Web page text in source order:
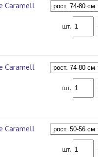
Caramell
шт.
Caramell
шт.
Caramell
шт.